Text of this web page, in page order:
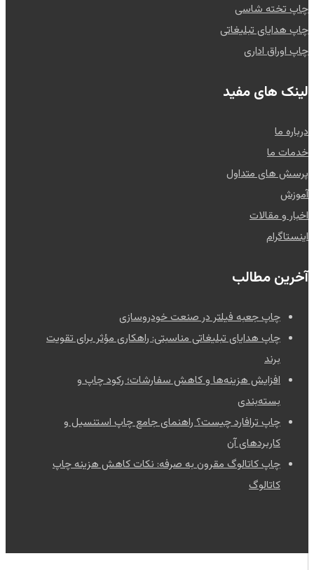
چاپ تخته شاسی
چاپ هدایای تبلیغاتی
چاپ اوراق اداری
لینک های مفید
درباره ما
خدمات ما
پرسش های متداول
آموزش
اخبار و مقالات
اینستاگرام
آخرین مطالب
چاپ جعبه فیلتر در صنعت خودروسازی
چاپ هدایای تبلیغاتی مناسبتی: راهکاری مؤثر برای تقویت
برند
افزایش هزینه‌ها و کاهش سفارشات؛ رکود چاپ و
بسته‌بندی
چاپ ترافارد چیست؟ راهنمای جامع چاپ استنسیل و
کاربردهای آن
چاپ کاتالوگ مقرون به صرفه: نکات کاهش هزینه چاپ
کاتالوگ